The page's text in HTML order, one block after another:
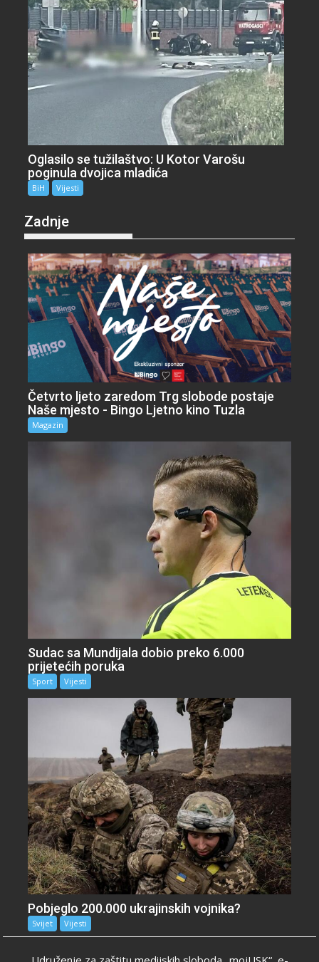
Oglasilo se tužilaštvo: U Kotor Varošu
poginula dvojica mladića
BiH Vijesti
Zadnje
Četvrto ljeto zaredom Trg slobode postaje
Naše mjesto - Bingo Ljetno kino Tuzla
Magazin
Sudac sa Mundijala dobio preko 6.000
prijetećih poruka
Sport Vijesti
Pobjeglo 200.000 ukrajinskih vojnika?
Svijet Vijesti